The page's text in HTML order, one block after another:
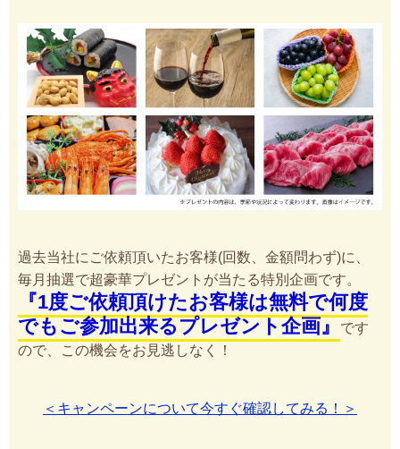
過去当社にご依頼頂いたお客様(回数、金額問わず)に、
毎月抽選で超豪華プレゼントが当たる特別企画です。
『1度ご依頼頂けたお客様は無料で何度
でもご参加出来るプレゼント企画』
です
ので、この機会をお見逃しなく！
＜キャンペーンについて今すぐ確認してみる！＞